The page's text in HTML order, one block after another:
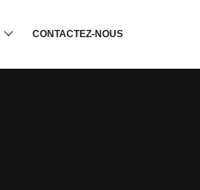
CONTACTEZ-NOUS